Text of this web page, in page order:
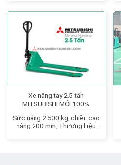
Xe nâng tay 2.5 tấn
MITSUBISHI MỚI 100%
Sức nâng 2.500 kg, chiều cao
nâng 200 mm, Thương hiệu